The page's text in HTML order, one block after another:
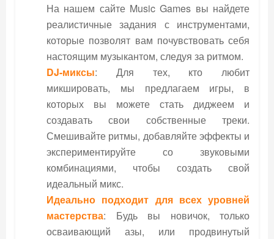
На нашем сайте Music Games вы найдете
реалистичные задания с инструментами,
которые позволят вам почувствовать себя
настоящим музыкантом, следуя за ритмом.
DJ-миксы: Для тех, кто любит
микшировать, мы предлагаем игры, в
которых вы можете стать диджеем и
создавать свои собственные треки.
Смешивайте ритмы, добавляйте эффекты и
экспериментируйте со звуковыми
комбинациями, чтобы создать свой
идеальный микс.
Идеально подходит для всех уровней
мастерства: Будь вы новичок, только
осваивающий азы, или продвинутый